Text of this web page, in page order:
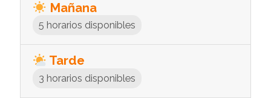
Mañana
5 horarios disponibles
Tarde
3 horarios disponibles